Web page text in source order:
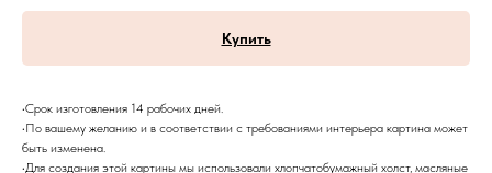
Купить
•Срок изготовления 14 рабочих дней.
•По вашему желанию и в соответствии с требованиями интерьера картина может
быть изменена.
•Для создания этой картины мы использовали хлопчатобумажный холст, масляные